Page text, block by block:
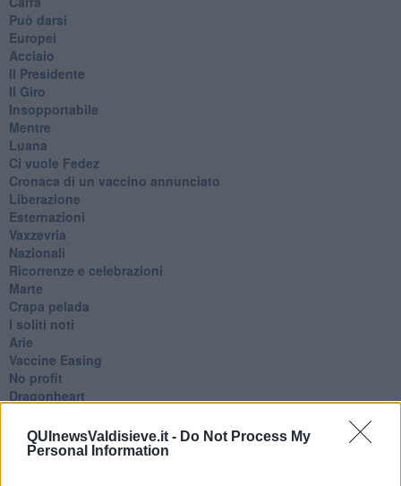
QUInewsValdisieve.it - Do Not Process My
Personal Information
Può darsi
Europei
Acciaio
Il Presidente
​Il Giro
Insopportabile
​Mentre
Luana
​Ci vuole Fedez
​Cronaca di un vaccino annunciato
​Liberazione
Esternazioni
Vaxzevria
Nazionali
​Ricorrenze e celebrazioni
Marte
​Crapa pelada
​I soliti noti
Arie
​Vaccine Easing
No profit
Dragonheart
​Con-te
Coincidenze e crisi